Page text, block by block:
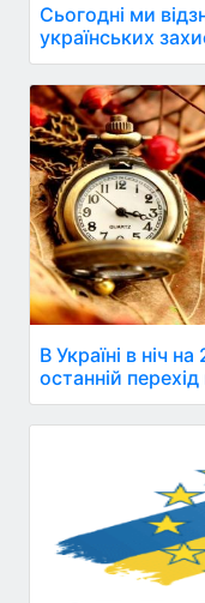
Сьогодні ми
українських
В Україні в ніч
останній